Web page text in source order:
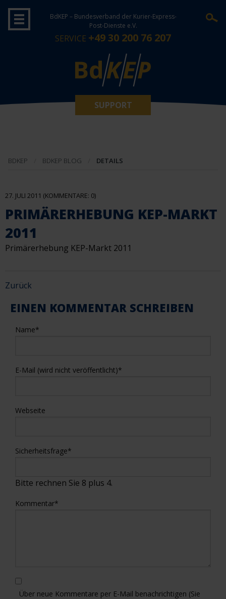
BdKEP – Bundesverband der Kurier-Express-
Post-Dienste e.V.
SERVICE +49 30 200 76 207
SUPPORT
BDKEP BDKEP BLOG DETAILS
27. JULI 2011 (KOMMENTARE: 0)
PRIMÄRERHEBUNG KEP-MARKT
2011
Primärerhebung KEP-Markt 2011
Zurück
EINEN KOMMENTAR SCHREIBEN
Name*
E-Mail (wird nicht veröffentlicht)*
Webseite
Sicherheitsfrage*
Bitte rechnen Sie 8 plus 4.
Kommentar*
Über neue Kommentare per E-Mail benachrichtigen (Sie